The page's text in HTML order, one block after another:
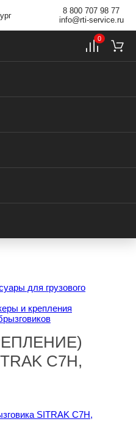
8 800 707 98 77
info@rti-service.ru
0
для грузового
и крепления
C7H,